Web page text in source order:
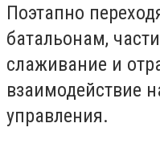
Поэтапно
батальонам,
слаживание и
взаимодействие
управления.